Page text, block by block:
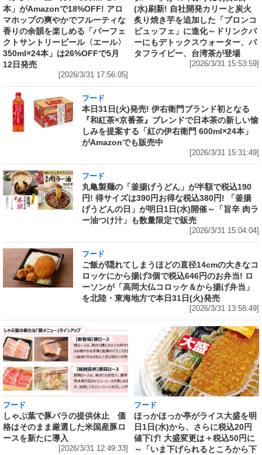
本」がAmazonで18%OFF! アロ
マホップの爽やかでフルーティな
香りの余韻を楽しめる「パーフェ
クトサントリービール〈エール〉
350ml×24本」は26%OFFで5月
12日発売
[2026/3/31 17:56:05]
(水)刷新! 自社開発カリーと炭火
炙り焼き芋を追加した「ブロンコ
ビュッフェ」に進化～ドリンクバ
ーにもデトックスウォーター、バ
タフライピー、台湾茶が登場
[2026/3/31 15:53:59]
フード
本日31日(火)発売! 伊右衛門ブランド初となる
『和紅茶×京番茶』ブレンドで日本茶の新しい愉
しみを提案する「紅の伊右衛門 600ml×24本」
がAmazonでも販売中
[2026/3/31 15:31:49]
フード
丸亀製麺の「釜揚げうどん」が半額で税込190
円! 得サイズは390円お得な税込380円! 「釜揚
げうどんの日」が明日1日(水)開催～「旨辛 肉ラ
ー油つけ汁」も数量限定で販売
[2026/3/31 15:04:04]
フード
ご飯が隠れてしまうほどの直径14cmの大きなコ
ロッケにから揚げ3個で税込646円のお弁当! ロ
ーソンが「高岡大仏コロッケ＆から揚げ弁当」
を北陸・東海地方で本日31日(火)発売
[2026/3/31 13:58:49]
フード
しゃぶ葉で豚バラの提供休止 価
格はそのまま厳選した米国産豚ロ
ースを新たに導入
[2026/3/31 12:49:33]
フード
ほっかほっか亭がライス大盛を明
日1日(水)から、さらに税込20円
値下げ! 大盛変更は＋税込50円に
～「いま下げられるところから下